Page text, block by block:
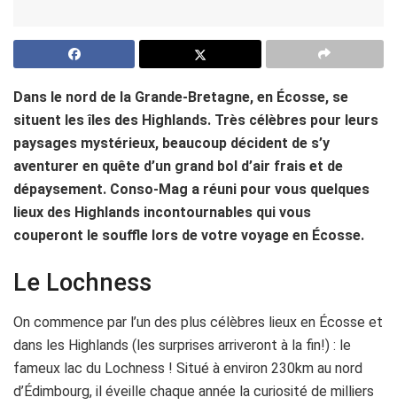
Dans le nord de la Grande-Bretagne, en Écosse, se
situent les îles des Highlands. Très célèbres pour leurs
paysages mystérieux, beaucoup décident de s’y
aventurer en quête d’un grand bol d’air frais et de
dépaysement. Conso-Mag a réuni pour vous quelques
lieux des Highlands incontournables qui vous
couperont le souffle lors de votre voyage en Écosse.
Le Lochness
On commence par l’un des plus célèbres lieux en Écosse et
dans les Highlands (les surprises arriveront à la fin!) : le
fameux lac du Lochness ! Situé à environ 230km au nord
d’Édimbourg, il éveille chaque année la curiosité de milliers